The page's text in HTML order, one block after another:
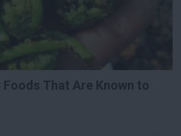
That Are Known to